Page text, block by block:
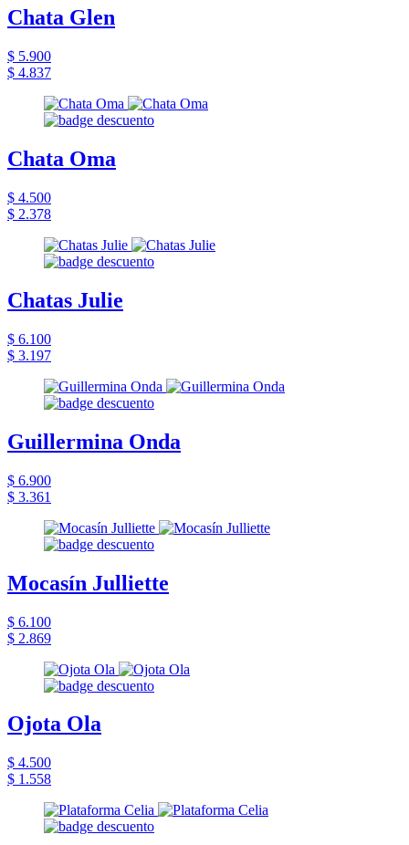
Chata Glen
$ 5.900
$ 4.837
Chata Oma
$ 4.500
$ 2.378
Chatas Julie
$ 6.100
$ 3.197
Guillermina Onda
$ 6.900
$ 3.361
Mocasín Julliette
$ 6.100
$ 2.869
Ojota Ola
$ 4.500
$ 1.558